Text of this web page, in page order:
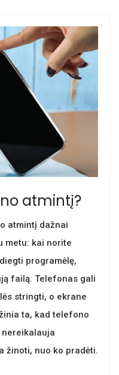
atmintį?
atmintį dažnai
metu: kai norite
programėlę,
failą. Telefonas gali
stringti, o ekrane
ta, kad telefono
žinoti, nuo ko pradėti.